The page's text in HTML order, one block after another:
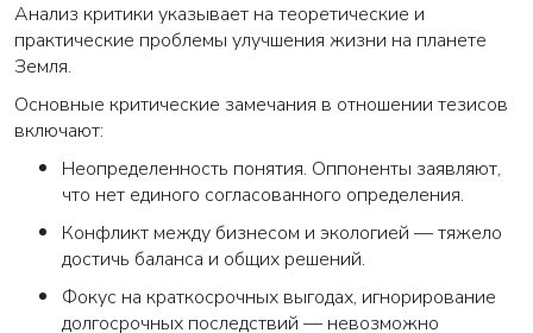
Анализ критики указывает на теоретические и
практические проблемы улучшения жизни на планете
Земля.
Основные критические замечания в отношении тезисов
включают:
Неопределенность понятия. Оппоненты заявляют,
что нет единого согласованного определения.
Конфликт между бизнесом и экологией — тяжело
достичь баланса и общих решений.
Фокус на краткосрочных выгодах, игнорирование
долгосрочных последствий — невозможно